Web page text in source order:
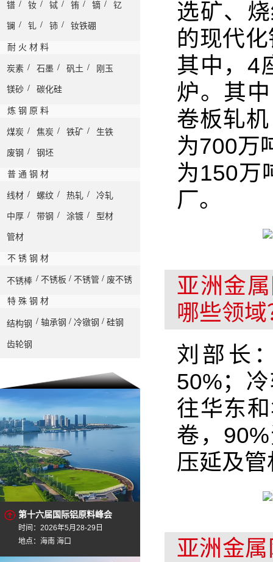
镨 / 钕 / 铽 / 铕 / 镝 / 钇
镧 / 钆 / 铈 / 钕铁硼
耐 火 材 料
炭素 / 石墨 / 矾土 / 刚玉
镁砂 / 碳化硅
炼 钢 原 料
煤炭 / 焦炭 / 铁矿 / 生铁
废钢 / 钢坯
普 通 钢 材
线材 / 螺纹 / 热轧 / 冷轧
中厚 / 带钢 / 涂镀 / 型材
管材
不 锈 钢 材
不锈棒 / 不锈板 / 不锈管 / 废不锈
特 殊 钢 材
结构钢 / 轴承钢 / 冷镦钢 / 硅钢
齿轮钢
第十六届国际铝原料峰会
时间：2026年5月28-29日
地点：海南 海口
选矿、
的现代
其中，4
炉。其
卷板轧
为700万
为150万
厂。
亚洲金
哪些领
刘部长
50%；
往华东
卷，
压延及
亚洲金